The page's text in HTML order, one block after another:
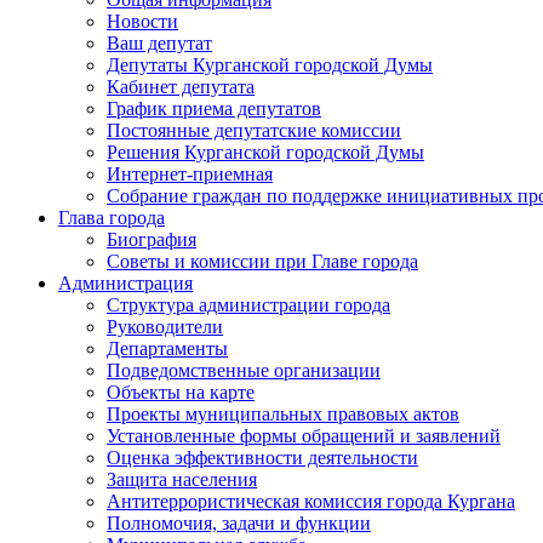
Новости
Ваш депутат
Депутаты Курганской городской Думы
Кабинет депутата
График приема депутатов
Постоянные депутатские комиссии
Решения Курганской городской Думы
Интернет-приемная
Собрание граждан по поддержке инициативных
Глава города
Биография
Советы и комиссии при Главе города
Администрация
Структура администрации города
Руководители
Департаменты
Подведомственные организации
Объекты на карте
Проекты муниципальных правовых актов
Установленные формы обращений и заявлений
Оценка эффективности деятельности
Защита населения
Антитеррористическая комиссия города Кургана
Полномочия, задачи и функции